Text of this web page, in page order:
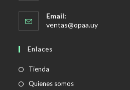
Email:
ventas@opaa.uySe
Enlaces
Tienda
Quienes somos